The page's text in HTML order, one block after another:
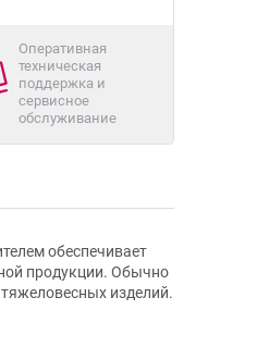
Оперативная
техническая
поддержка и
сервисное
обслуживание
обеспечивает
продукции. Обычно
изделий.